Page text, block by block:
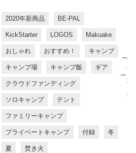
2020年新商品 BE-PAL
KickStarter LOGOS Makuake
おしゃれ おすすめ！ キャンプ
キャンプ場 キャンプ飯 ギア
クラウドファンディング
ソロキャンプ テント
ファミリーキャンプ
プライベートキャンプ 付録 冬
夏 焚き火
す
す
め
商
品